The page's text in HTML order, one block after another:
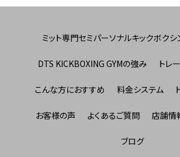
ミット専門セミパーソナルキックボク
DTS KICKBOXING GYMの強み トレ
こんな方におすすめ 料金システム
お客様の声 よくあるご質問 店舗情
ブログ